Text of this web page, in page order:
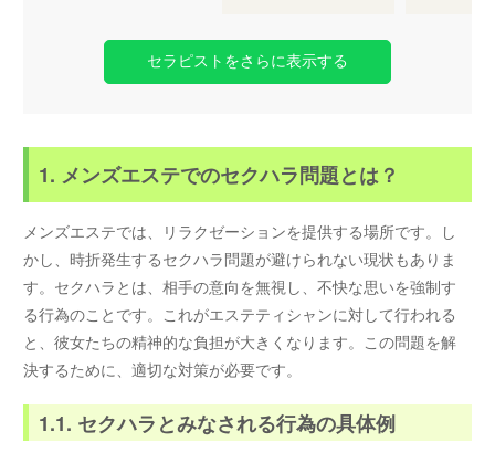
セラピストをさらに表示する
1. メンズエステでのセクハラ問題とは？
メンズエステでは、リラクゼーションを提供する場所です。し
かし、時折発生するセクハラ問題が避けられない現状もありま
す。セクハラとは、相手の意向を無視し、不快な思いを強制す
る行為のことです。これがエステティシャンに対して行われる
と、彼女たちの精神的な負担が大きくなります。この問題を解
決するために、適切な対策が必要です。
1.1. セクハラとみなされる行為の具体例